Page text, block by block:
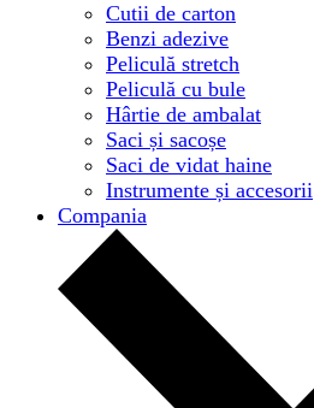
Cutii de carton
Benzi adezive
Peliculă stretch
Peliculă cu bule
Hârtie de ambalat
Saci și sacoșe
Saci de vidat haine
Instrumente și accesorii
Compania